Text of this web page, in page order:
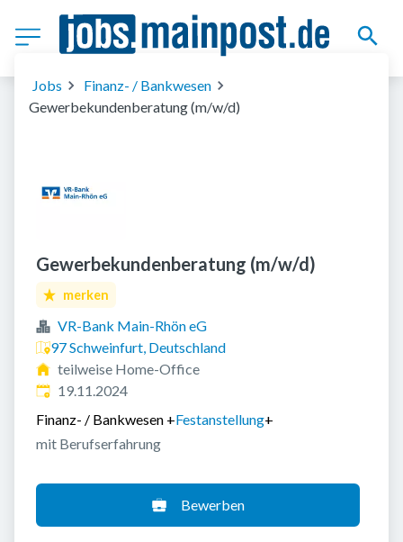
Jobs
Finanz- / Bankwesen
Gewerbekundenberatung (m/w/d)
Gewerbekundenberatung (m/w/d)
merken
VR-Bank Main-Rhön eG
97 Schweinfurt, Deutschland
teilweise Home-Office
Veröffentlicht:
19.11.2024
Finanz- / Bankwesen +Festanstellung+
mit Berufserfahrung
Bewerben